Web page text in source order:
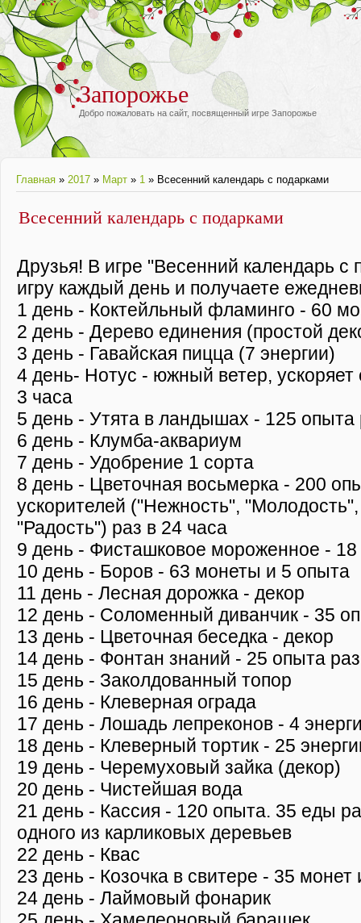
Запорожье
Добро пожаловать на сайт, посвященный игре Запорожье
Главная » 2017 » Март » 1 » Всесенний календарь с подарками
Всесенний календарь с подарками
Друзья! В игре "Весенний календарь с
игру каждый день и получаете
1 день - Коктейльный фламинго - 60
2 день - Дерево единения (простой
3 день - Гавайская пицца (7 энергии)
4 день- Нотус - южный ветер, ускоряет
3 часа
5 день - Утята в ландышах - 125 опыта
6 день - Клумба-аквариум
7 день - Удобрение 1 сорта
8 день - Цветочная восьмерка - 200
ускорителей ("Нежность",
"Радость") раз в 24 часа
9 день - Фисташковое мороженное - 18
10 день - Боров - 63 монеты и 5 опыта
11 день - Лесная дорожка - декор
12 день - Соломенный диванчик - 35
13 день - Цветочная беседка - декор
14 день - Фонтан знаний - 25 опыта
15 день - Заколдованный топор
16 день - Клеверная ограда
17 день - Лошадь лепреконов - 4
18 день - Клеверный тортик - 25
19 день - Черемуховый зайка (декор)
20 день - Чистейшая вода
21 день - Кассия - 120 опыта. 35 еды
одного из карликовых деревьев
22 день - Квас
23 день - Козочка в свитере - 35 монет
24 день - Лаймовый фонарик